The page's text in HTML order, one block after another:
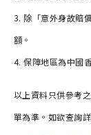
3. 除「意外身故賠
額。
4. 保障地區為中國
以上資料只供參考
單為準。如欲查詢